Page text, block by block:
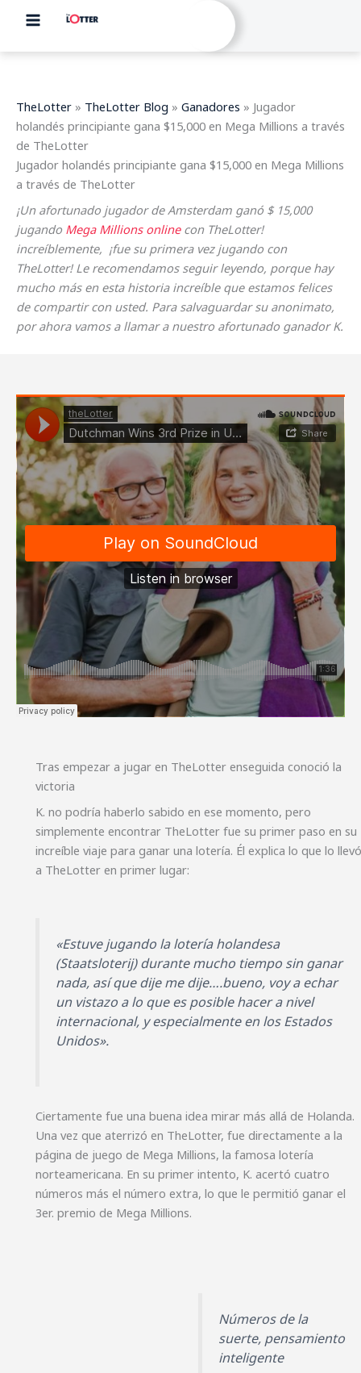
contenido
TheLotter » TheLotter Blog » Ganadores » Jugador
holandés principiante gana $15,000 en Mega Millions a través
de TheLotter
Jugador holandés principiante gana $15,000 en Mega Millions
a través de TheLotter
¡Un afortunado jugador de Amsterdam ganó $ 15,000
jugando Mega Millions onlinecon TheLotter!
increíblemente, ¡fue su primera vez jugando con
TheLotter! Le recomendamos seguir leyendo, porque hay
mucho más en esta historia increíble que estamos felices
de compartir con usted. Para salvaguardar su anonimato,
por ahora vamos a llamar a nuestro afortunado ganador K.
Tras empezar a jugar en TheLotter enseguida conoció la
victoria
K. no podría haberlo sabido en ese momento, pero
simplemente encontrar TheLotter fue su primer paso en su
increíble viaje para ganar una lotería. Él explica lo que lo
a TheLotter en primer lugar:
«Estuve jugando la lotería holandesa
(Staatsloterij) durante mucho tiempo sin ganar
nada, así que dije me dije….bueno, voy a echar
un vistazo a lo que es posible hacer a nivel
internacional, y especialmente en los Estados
Unidos».
Ciertamente fue una buena idea mirar más allá de Holanda.
Una vez que aterrizó en TheLotter, fue directamente a la
página de juego de Mega Millions, la famosa lotería
norteamericana. En su primer intento, K. acertó cuatro
números más el número extra, lo que le permitió ganar el
3er. premio de Mega Millions.
Números de la
suerte, pensamiento
inteligente